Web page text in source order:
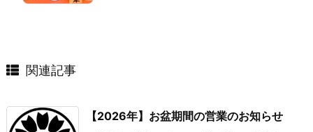
関連記事
【2026年】お盆期間の営業のお知らせ